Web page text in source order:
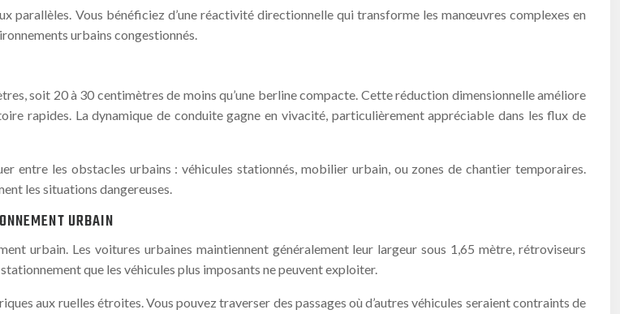
parallèles. Vous bénéficiez d’une réactivité directionnelle qui transforme les manœuvres complexes en
urbains congestionnés.
soit 20 à 30 centimètres de moins qu’une berline compacte. Cette réduction dimensionnelle améliore
rapides. La dynamique de conduite gagne en vivacité, particulièrement appréciable dans les flux de
entre les obstacles urbains : véhicules stationnés, mobilier urbain, ou zones de chantier temporaires.
les situations dangereuses.
URBAIN
urbain. Les voitures urbaines maintiennent généralement leur largeur sous 1,65 mètre, rétroviseurs
que les véhicules plus imposants ne peuvent exploiter.
aux ruelles étroites. Vous pouvez traverser des passages où d’autres véhicules seraient contraints de